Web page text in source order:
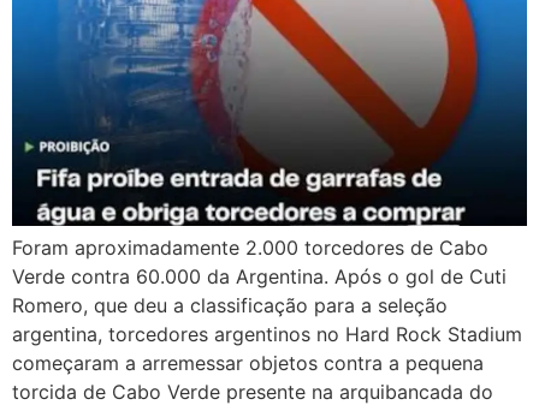
Foram aproximadamente 2.000 torcedores de Cabo
Verde contra 60.000 da Argentina. Após o gol de Cuti
Romero, que deu a classificação para a seleção
argentina, torcedores argentinos no Hard Rock Stadium
começaram a arremessar objetos contra a pequena
torcida de Cabo Verde presente na arquibancada do